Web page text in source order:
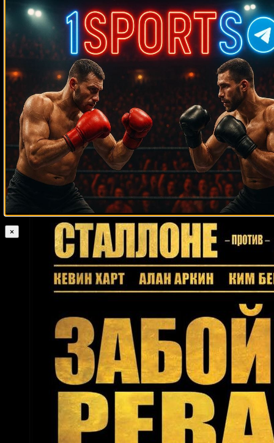
Случайные боксеры
Энрике Санчес Маршалл Тиллман Гуты Эспадас-младший Брайан
Лондон
Орландо Салидо Томми Пиакок Шавкат Рахимов Даниэль
Дьерри Жан Джимми Янг Джеймс Джесси Лейха
Шеннон Бриггс Эрл Льюис
Дейвисон Фигейреду
Робби Ловато
Антонио Пикарди Карлос Герена
Леон Эдвардс
Феликс Валера Жулио Жан Гленн Ирисарри Мелвин Фостер Кэлвин
Джонс Энтони Петтис Майкл Кацидис Мелвин Эппс Карлос
Монтеро Сесиль Кофе Алан Лей Леннокс Льюис
Джерри Куни Рики Стэйкхаус Гленн Вольф Отис Грант Исраэль
Адесанья Деметрис Кинг Билли Даньелз
Исидро Ранони Прието
Микки Уорд
Энрике Анхелес Майк Уивер Даниэль Дюбуа
Даниэль Чавес Крисон Омаяо Майк Калберт
×